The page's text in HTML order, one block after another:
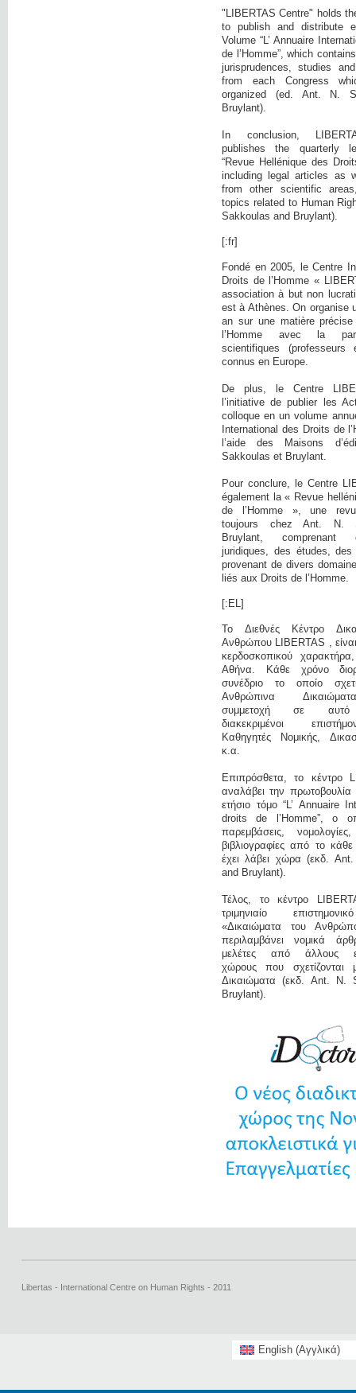
"LIBERTAS Centre" holds
to publish and distribute
Volume “L’ Annuaire
de l’Homme”, which
jurisprudences, studies
from each Congress
organized (ed. Ant. N.
Bruylant).
In conclusion,
publishes the quarterly
“Revue Hellénique des
including legal articles as
from other scientific
topics related to Human
Sakkoulas and Bruylant).
[:fr]
Fondé en 2005, le Centre
Droits de l’Homme «
association à but non
est à Athènes. On organise
an sur une matière
l’Homme avec la
scientifiques
connus en Europe.
De plus, le Centre
l’initiative de publier les
colloque en un volume
International des Droits de
l’aide des Maisons
Sakkoulas et Bruylant.
Pour conclure, le Centre
également la « Revue
de l’Homme », une
toujours chez Ant. N.
Bruylant, comprenant
juridiques, des études, des
provenant de divers
liés aux Droits de l’Homme.
[:EL]
Το Διεθνές Κέντρο
Ανθρώπου LIBERTAS , είναι
κερδοσκοπικού
Αθήνα. Κάθε χρόνο
συνέδριο το οποίο
Ανθρώπινα
συμμετοχή σε αυτό
διακεκριμένοι
Καθηγητές Νομικής,
κ.α.
Επιπρόσθετα, το κέντρο
αναλάβει την πρωτοβουλία
ετήσιο τόμο “L’ Annuaire
droits de l’Homme”, ο
παρεμβάσεις,
βιβλιογραφίες από το
έχει λάβει χώρα (εκδ.
and Bruylant).
Τέλος, το κέντρο
τριμηνιαίο
«Δικαιώματα του
περιλαμβάνει νομικά
μελέτες από άλλους
χώρους που σχετίζονται
Δικαιώματα (εκδ. Ant. N.
Bruylant).
Libertas - International Centre on Human Rights - 2011
English(Αγγλικά)